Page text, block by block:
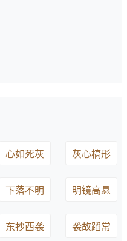
心如死灰 灰心槁形
下落不明 明镜高悬
东抄西袭 袭故蹈常